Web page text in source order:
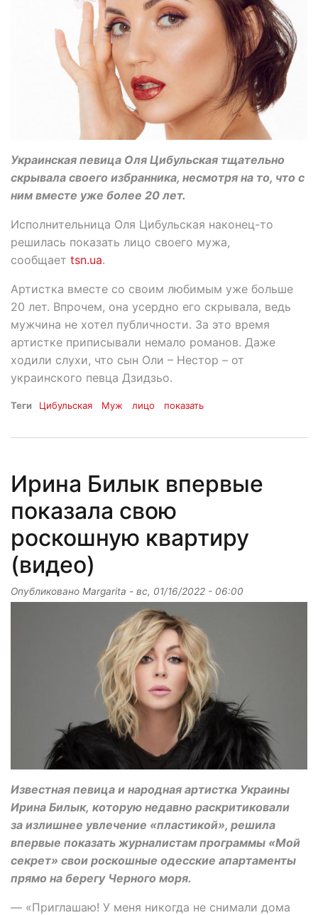
Украинская певица Оля Цибульская тщательно
скрывала своего избранника, несмотря на то, что с
ним вместе уже более 20 лет.
Исполнительница Оля Цибульская наконец-то
решилась показать лицо своего мужа,
сообщает tsn.ua.
Артистка вместе со своим любимым уже больше
20 лет. Впрочем, она усердно его скрывала, ведь
мужчина не хотел публичности. За это время
артистке приписывали немало романов. Даже
ходили слухи, что сын Оли – Нестор – от
украинского певца Дзидзьо.
Теги Цибульская Муж лицо показать
Ирина Билык впервые
показала свою
роскошную квартиру
(видео)
Опубликовано Margarita - вс, 01/16/2022 - 06:00
Известная певица и народная артистка Украины
Ирина Билык, которую недавно раскритиковали
за излишнее увлечение «пластикой», решила
впервые показать журналистам программы «Мой
секрет» свои роскошные одесские апартаменты
прямо на берегу Черного моря.
— «Приглашаю! У меня никогда не снимали дома